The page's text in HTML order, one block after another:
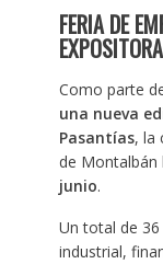
FERIA DE
Como parte
una nueva
Pasantías, la
de Montalbán
junio.
Un total de 36
industrial,